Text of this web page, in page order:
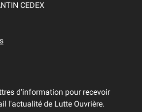
CEDEX
d'information pour recevoir
l'actualité de Lutte Ouvrière.